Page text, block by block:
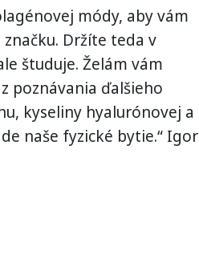
módy, aby vám
Držíte teda v
študuje. Želám vám
poznávania ďalšieho
kyseliny hyalurónovej a
naše fyzické bytie.“ Igor